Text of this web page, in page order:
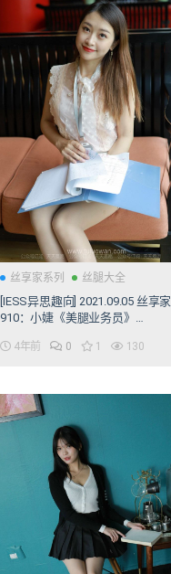
丝享家系列 丝腿大全
[IESS异思趣向] 2021.09.05 丝享家
910：小婕《美腿业务员》
4年前 0 1 130